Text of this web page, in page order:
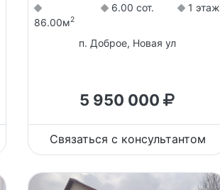
86.00м2
6.00 сот. 1 этаж
п. Доброе, Новая ул
5 950 000
Связаться с консультантом